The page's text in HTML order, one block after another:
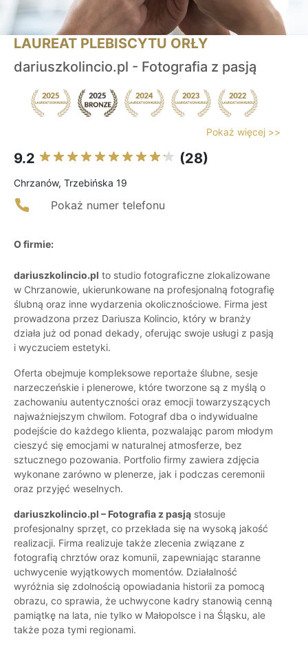
LAUREAT PLEBISCYTU ORŁY
dariuszkolincio.pl - Fotografia z pasją
Pokaż więcej >>
9.2 (28)
Chrzanów, Trzebińska 19
Pokaż numer telefonu
O firmie:
dariuszkolincio.pl to studio fotograficzne zlokalizowane
w Chrzanowie, ukierunkowane na profesjonalną fotografię
ślubną oraz inne wydarzenia okolicznościowe. Firma jest
prowadzona przez Dariusza Kolincio, który w branży
działa już od ponad dekady, oferując swoje usługi z pasją
i wyczuciem estetyki.
Oferta obejmuje kompleksowe reportaże ślubne, sesje
narzeczeńskie i plenerowe, które tworzone są z myślą o
zachowaniu autentyczności oraz emocji towarzyszących
najważniejszym chwilom. Fotograf dba o indywidualne
podejście do każdego klienta, pozwalając parom młodym
cieszyć się emocjami w naturalnej atmosferze, bez
sztucznego pozowania. Portfolio firmy zawiera zdjęcia
wykonane zarówno w plenerze, jak i podczas ceremonii
oraz przyjęć weselnych.
dariuszkolincio.pl – Fotografia z pasją stosuje
profesjonalny sprzęt, co przekłada się na wysoką jakość
realizacji. Firma realizuje także zlecenia związane z
fotografią chrztów oraz komunii, zapewniając staranne
uchwycenie wyjątkowych momentów. Działalność
wyróżnia się zdolnością opowiadania historii za pomocą
obrazu, co sprawia, że uchwycone kadry stanowią cenną
pamiątkę na lata, nie tylko w Małopolsce i na Śląsku, ale
także poza tymi regionami.